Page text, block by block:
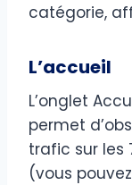
catégorie,
L’accueil
L’onglet
permet
trafic sur les
(vous